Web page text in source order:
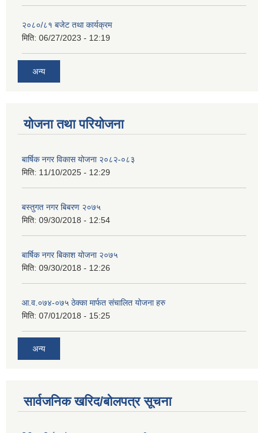
२०८०/८१ बजेट तथा कार्यक्रम
मिति: 06/27/2023 - 12:19
अन्य
योजना तथा परियोजना
बार्षिक नगर विकास योजना २०८२-०८३
मिति: 11/10/2025 - 12:29
बस्तुगत नगर बिबरण २०७५
मिति: 09/30/2018 - 12:54
बार्षिक नगर बिकाश योजना २०७५
मिति: 09/30/2018 - 12:26
आ.व.०७४-०७५ ठेक्का मार्फत संचालित योजना हरु
मिति: 07/01/2018 - 15:25
अन्य
सार्वजनिक खरिद/बोलपत्र सूचना